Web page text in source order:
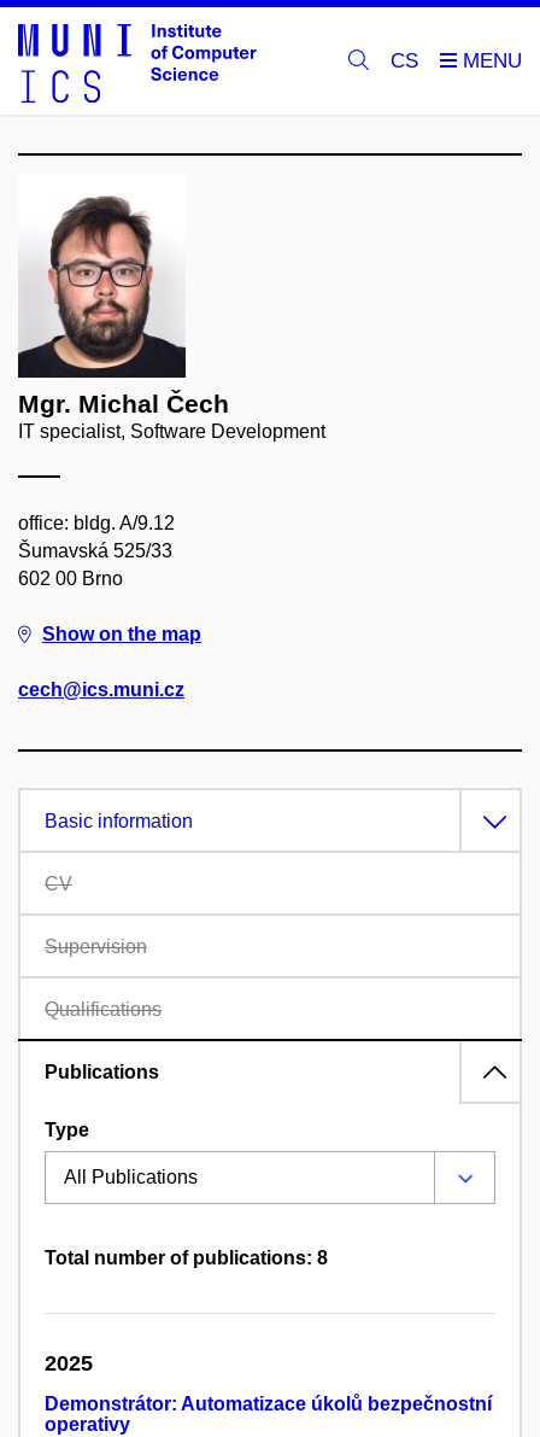
CS
Mgr. Michal Čech
IT specialist, Software Development
office: bldg. A/9.12
Šumavská 525/33
602 00 Brno
Show on the map
cech@ics.muni.cz
Basic information
CV
Supervision
Qualifications
Publications
Type
Total number of publications: 8
2025
Demonstrátor: Automatizace úkolů bezpečnostní
operativy